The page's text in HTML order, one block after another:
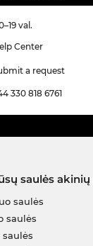
val.
Center
a request
330 818 6761
saulės
saulės
saulės